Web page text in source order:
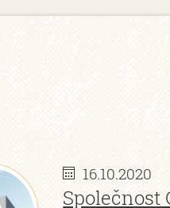
16.10.2020
Společnost